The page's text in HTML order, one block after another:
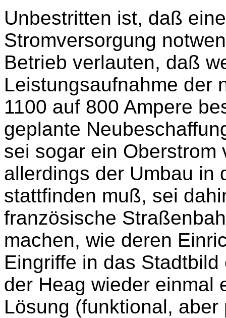
Unbestritten ist, daß
Stromversorgung
Betrieb verlauten, daß
Leistungsaufnahme der
1100 auf 800 Ampere
geplante
sei sogar ein Oberstrom
allerdings der Umbau in
stattfinden muß, sei
französische
machen, wie deren
Eingriffe in das
der Heag wieder einmal
Lösung (funktional,